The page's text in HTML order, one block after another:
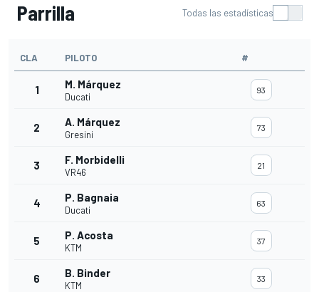
Parrilla Todas las estadísticas
CLA PILOTO #
1 M. Márquez
Ducati
93
2 A. Márquez
Gresini
73
3 F. Morbidelli
VR46
21
4 P. Bagnaia
Ducati
63
5 P. Acosta
KTM
37
6 B. Binder
KTM
33